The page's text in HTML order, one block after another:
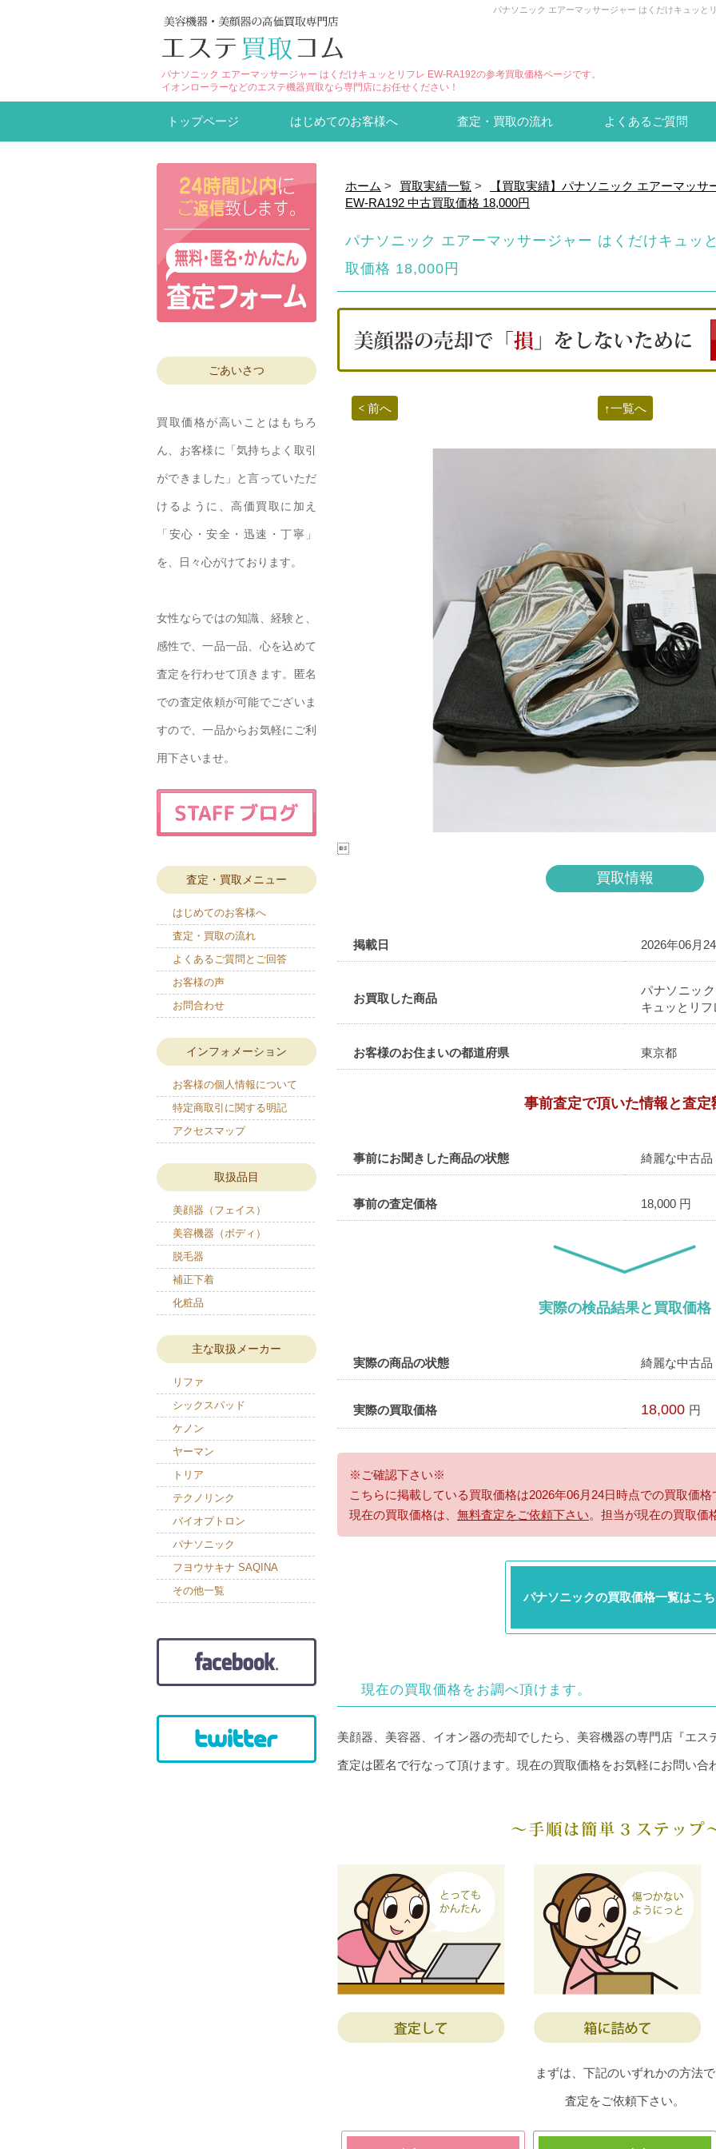
パナソニック エアーマッサージャー はくだけキュッと
パナソニック エアーマッサージャー はくだけキュッとリフレ EW-RA192の参考買取価格ページです。
イオンローラーなどのエステ機器買取なら専門店にお任せください！
トップページ はじめてのお客様へ 査定・買取の流れ よくあるご質問
ホーム > 買取実績一覧 >
【買取実績】パナソニック エアーマッ
EW-RA192 中古買取価格 18,000円
パナソニック エアーマッサージャー はくだけキュッ
取価格 18,000円
< 前へ ↑一覧へ

買取情報
掲載日 2026年06月
お買取した商品
パナソニッ
キュッとリ
お客様のお住まいの都道府県 東京都
事前査定で頂いた情報と査定
事前にお聞きした商品の状態 綺麗な中古品
事前の査定価格 18,000 円
実際の検品結果と買取価格
実際の商品の状態 綺麗な中古品
実際の買取価格 18,000 円
※ご確認下さい※
こちらに掲載している買取価格は2026年06月24日時点での買取価格
現在の買取価格は、 無料査定をご依頼下さい。担当が現在の買取価
パナソニックの買取価格一覧はこ
現在の買取価格をお調べ頂けます。
美顔器、美容器、イオン器の売却でしたら、美容機器の専門店『エス
査定は匿名で行なって頂けます。現在の買取価格をお気軽にお問い合
まずは、下記のいずれかの方法で
査定をご依頼下さい。
ごあいさつ
買取価格が高いことはもちろ
ん、お客様に「気持ちよく取引
ができました」と言っていただ
けるように、高価買取に加え
「安心・安全・迅速・丁寧」
を、日々心がけております。
女性ならではの知識、経験と、
感性で、一品一品、心を込めて
査定を行わせて頂きます。匿名
での査定依頼が可能でございま
すので、一品からお気軽にご利
用下さいませ。
査定・買取メニュー
はじめてのお客様へ
査定・買取の流れ
よくあるご質問とご回答
お客様の声
お問合わせ
インフォメーション
お客様の個人情報について
特定商取引に関する明記
アクセスマップ
取扱品目
美顔器（フェイス）
美容機器（ボディ）
脱毛器
補正下着
化粧品
主な取扱メーカー
リファ
シックスパッド
ケノン
ヤーマン
トリア
テクノリンク
バイオプトロン
パナソニック
フヨウサキナ SAQINA
その他一覧